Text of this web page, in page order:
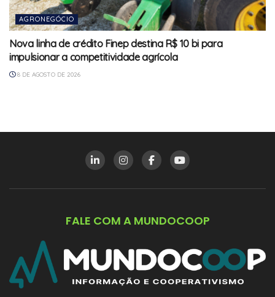
AGRONEGÓCIO
Nova linha de crédito Finep destina R$ 10 bi para
impulsionar a competitividade agrícola
8 DE AGOSTO DE 2026
FALE COM A MUNDOCOOP